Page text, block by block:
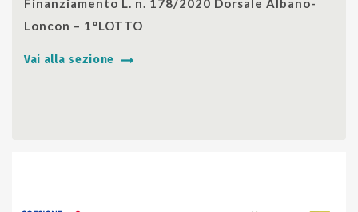
Finanziamento L. n. 178/2020 Dorsale Albano-
Loncon – 1°LOTTO
Vai alla sezione